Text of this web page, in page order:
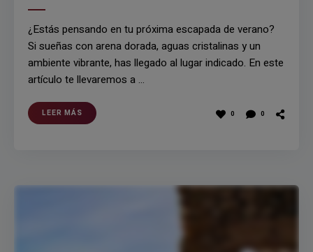
¿Estás pensando en tu próxima escapada de verano?
Si sueñas con arena dorada, aguas cristalinas y un
ambiente vibrante, has llegado al lugar indicado. En este
artículo te llevaremos a …
LEER MÁS 0 0